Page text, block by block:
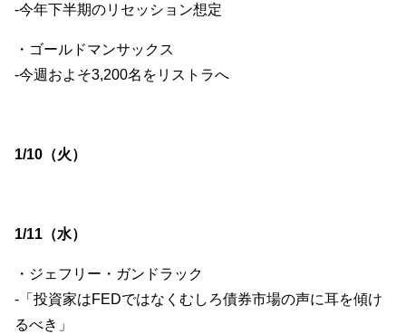
-今年下半期のリセッション想定
・ゴールドマンサックス
-今週およそ3,200名をリストラへ
1/10（火）
1/11（水）
・ジェフリー・ガンドラック
-「投資家はFEDではなくむしろ債券市場の声に耳を傾け
るべき」